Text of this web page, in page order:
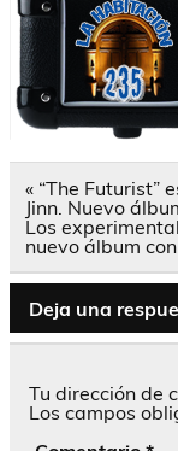
Navegación
de
entradas
« “The Futurist”
Jinn. Nuevo
Los
nuevo álbum
Deja una
Tu dirección de
Los campos